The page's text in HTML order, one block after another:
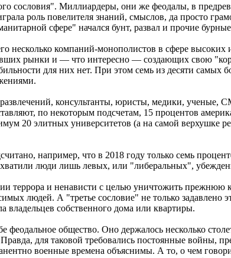
сословия". Миллиардеры, они же феодалы, в
роль повелителя знаний, смыслов, да просто
сфере" начался бунт, развал и прочие
несколько компаний-монополистов в сфере
рынки и — что интересно — создающих свою
для них нет. При этом семь из десяти
консультанты, юристы, медики, ученые,
по некоторым подсчетам, 15 процентов
20 элитных университетов (а на самой верхушке
например, что в 2018 году только семь
люди лишь левых, или "либеральных",
террора и ненависти с целью уничтожить прежнюю
людей. А "третье сословие" не только
собственного дома или квартиры.
феодальное общество. Оно держалось несколько
для таковой требовались постоянные войны,
военные времена объяснимы. А то, о чем